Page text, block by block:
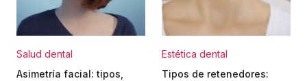
Salud dental
Asimetría facial: tipos,
Estética dental
Tipos de retenedores: